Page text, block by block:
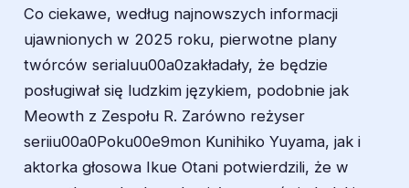
Co ciekawe, według najnowszych informacji
ujawnionych w 2025 roku, pierwotne plany
twórców serialuu00a0zakładały, że będzie
posługiwał się ludzkim językiem, podobnie jak
Meowth z Zespołu R. Zarówno reżyser
seriiu00a0Poku00e9mon Kunihiko Yuyama, jak i
aktorka głosowa Ikue Otani potwierdzili, że w